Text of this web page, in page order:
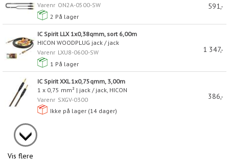
Varenr ON2A-0500-SW
2 På lager
591,-
IC Spirit LLX 1x0,38qmm, sort 6,00m
HICON WOODPLUG jack / jack
Varenr LXU8-0600-SW
1 På lager
1 347,-
IC Spirit XXL 1x0,75qmm, 3,00m
1 x 0,75 mm² | jack / jack, HICON
Varenr SXGV-0300
Ikke på lager (14 dager)
386,-
Vis flere